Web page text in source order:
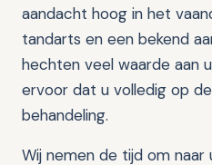
aandacht hoog in het
tandarts en een bekend
hechten veel waarde aan
ervoor dat u volledig op
behandeling.
Wij nemen de tijd om